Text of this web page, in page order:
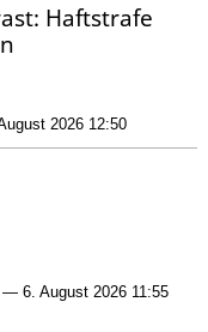
Haftstrafe
2026 12:50
— 6. August 2026 11:55